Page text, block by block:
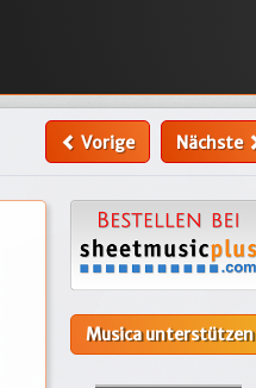
Vorige Nächste
Musica unterstützen